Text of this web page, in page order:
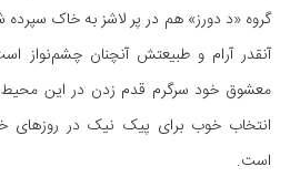
گروه «د دورز» هم در پر لاشز به خاک
آنقدر آرام و طبیعتش آنچنان چشم‌نواز
معشوق خود سرگرم قدم زدن در این
انتخاب خوب برای پیک نیک در
است.